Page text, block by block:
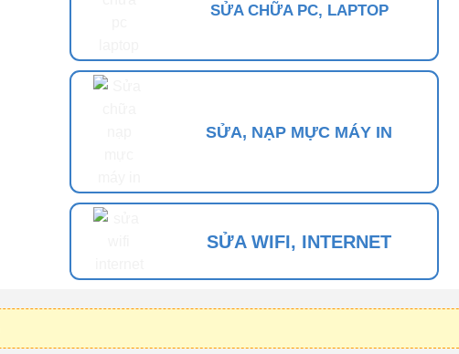
SỬA CHỮA PC, LAPTOP
SỬA, NẠP MỰC MÁY IN
SỬA WIFI, INTERNET